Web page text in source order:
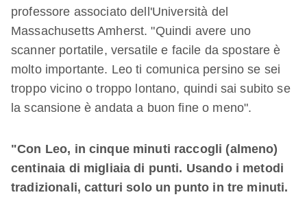
professore associato dell'Università del
Massachusetts Amherst. "Quindi avere uno
scanner portatile, versatile e facile da spostare è
molto importante. Leo ti comunica persino se sei
troppo vicino o troppo lontano, quindi sai subito se
la scansione è andata a buon fine o meno".
"Con Leo, in cinque minuti raccogli (almeno)
centinaia di migliaia di punti. Usando i metodi
tradizionali, catturi solo un punto in tre minuti.